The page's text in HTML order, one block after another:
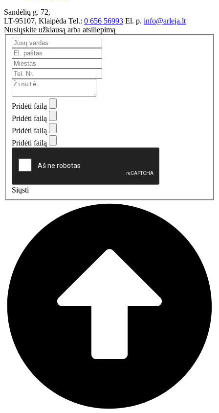
Sandėlių g. 72,
LT-95107, Klaipėda Tel.: 0 656 56993 El. p. info@arleja.lt
Nusiųskite užklausą arba atsiliepimą
Pridėti failą
Pridėti failą
Pridėti failą
Pridėti failą
Siųsti